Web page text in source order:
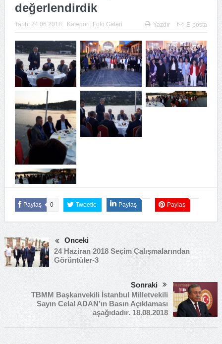
değerlendirdik
Tarih: 24.06.2018 Kategori: Foto Galeri Yazdır E-posta
Paylaş 0 Tweetle Paylaş Paylaş
Önceki
24 Haziran 2018 Seçim Çalışmalarından
Görüntüler-3
Sonraki
TBMM Başkanvekili İstanbul Milletvekili
Sayın Celal ADAN’ın Basın Açıklaması
aşağıdadır. 18.08.2018